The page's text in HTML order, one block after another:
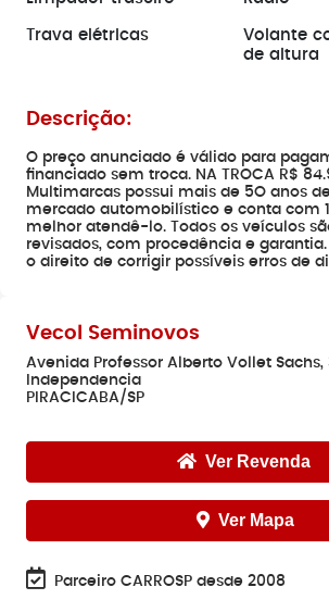
Trava elétricas
Volante
de altura
Descrição:
O preço anunciado é válido para
financiado sem troca. NA TROCA R$
Multimarcas possui mais de 5O anos
mercado automobilístico e conta com
melhor atendê-lo. Todos os veículos
revisados, com procedência e
o direito de corrigir possíveis erros de
Vecol Seminovos
Avenida Professor Alberto Vollet Sachs,
Independencia
PIRACICABA/SP
Ver Revenda
Ver Mapa
Parceiro CARROSP desde 2008